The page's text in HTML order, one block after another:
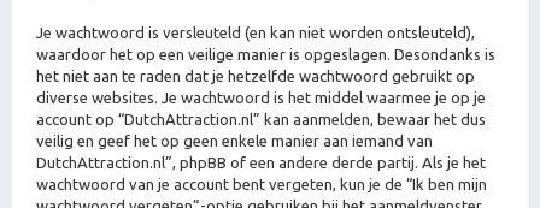
Je wachtwoord is versleuteld (en kan niet worden ontsleuteld),
waardoor het op een veilige manier is opgeslagen. Desondanks is
het niet aan te raden dat je hetzelfde wachtwoord gebruikt op
diverse websites. Je wachtwoord is het middel waarmee je op je
account op “DutchAttraction.nl” kan aanmelden, bewaar het dus
veilig en geef het op geen enkele manier aan iemand van
DutchAttraction.nl”, phpBB of een andere derde partij. Als je het
wachtwoord van je account bent vergeten, kun je de “Ik ben mijn